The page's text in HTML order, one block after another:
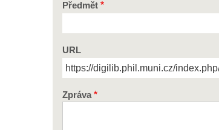
Předmět
URL
Zpráva